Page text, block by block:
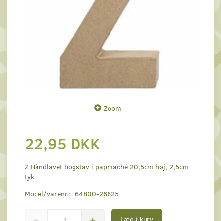
Zoom
22,95 DKK
Z Håndlavet bogstav i papmaché 20,5cm høj, 2,5cm
tyk
Model/varenr.: 64800-26625
Læg i kurv